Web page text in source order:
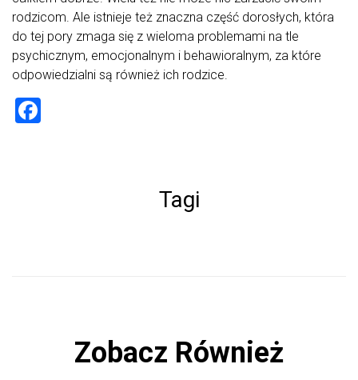
rodzicom. Ale istnieje też znaczna część dorosłych, która
do tej pory zmaga się z wieloma problemami na tle
psychicznym, emocjonalnym i behawioralnym, za które
odpowiedzialni są również ich rodzice.
Tagi
Zobacz Również